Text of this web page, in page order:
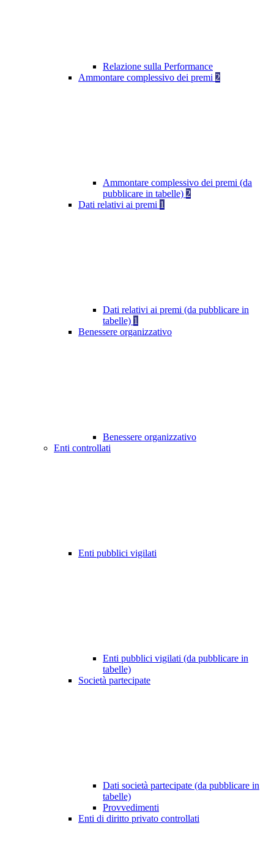
Relazione sulla Performance
Ammontare complessivo dei premi 2
Ammontare complessivo dei premi (da
pubblicare in tabelle) 2
Dati relativi ai premi 1
Dati relativi ai premi (da pubblicare in
tabelle) 1
Benessere organizzativo
Benessere organizzativo
Enti controllati
Enti pubblici vigilati
Enti pubblici vigilati (da pubblicare in
tabelle)
Società partecipate
Dati società partecipate (da pubblicare in
tabelle)
Provvedimenti
Enti di diritto privato controllati